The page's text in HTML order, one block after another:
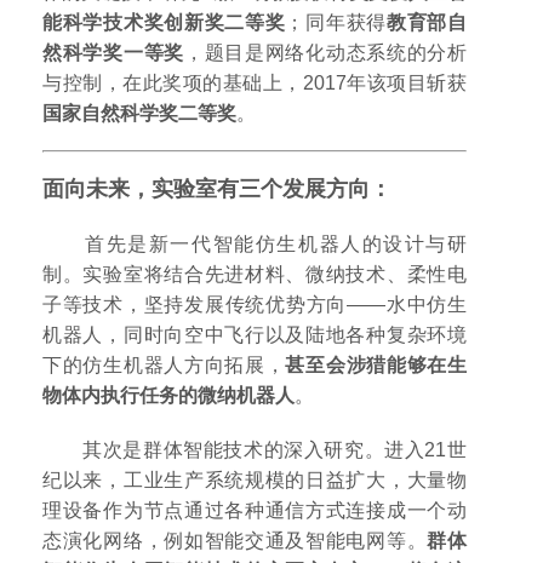
能科学技术奖创新奖二等奖 ；同年获得教育部自
然科学奖一等奖 ，题目是网络化动态系统的分析
与控制，在此奖项的基础上，2017年该项目斩获
国家自然科学奖二等奖。
面向未来，实验室有三个发展方向：
首先是新一代智能仿生机器人的设计与研
制。实验室将结合先进材料、微纳技术、柔性电
子等技术，坚持发展传统优势方向——水中仿生
机器人，同时向空中飞行以及陆地各种复杂环境
下的仿生机器人方向拓展，甚至会涉猎能够在生
物体内执行任务的微纳机器人 。
其次是群体智能技术的深入研究。进入21世
纪以来，工业生产系统规模的日益扩大，大量物
理设备作为节点通过各种通信方式连接成一个动
态演化网络，例如智能交通及智能电网等。群体